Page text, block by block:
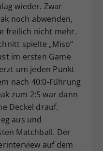
wieder. Zwar
noch abwenden,
freilich nicht mehr.
spielte „Miso“
im ersten Game
um jeden Punkt
nach 40:0-Führung
zum 2:5 war dann
Deckel drauf.
aus und
Matchball. Der
auf dem